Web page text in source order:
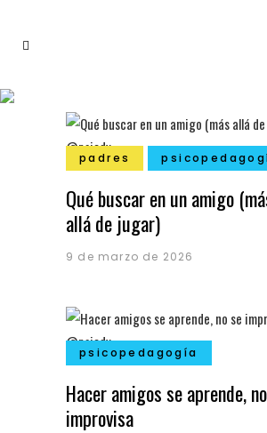
padres
Qué buscar en un amigo
allá de jugar)
9 de marzo de 2026
psicopedagogía
Hacer amigos se aprende,
improvisa